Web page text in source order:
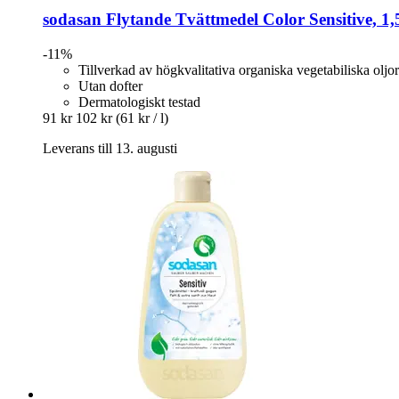
sodasan Flytande Tvättmedel Color Sensitive,
-11%
Tillverkad av högkvalitativa organiska vegetabiliska oljor
Utan dofter
Dermatologiskt testad
91 kr 102 kr (61 kr / l)
Leverans till 13. augusti